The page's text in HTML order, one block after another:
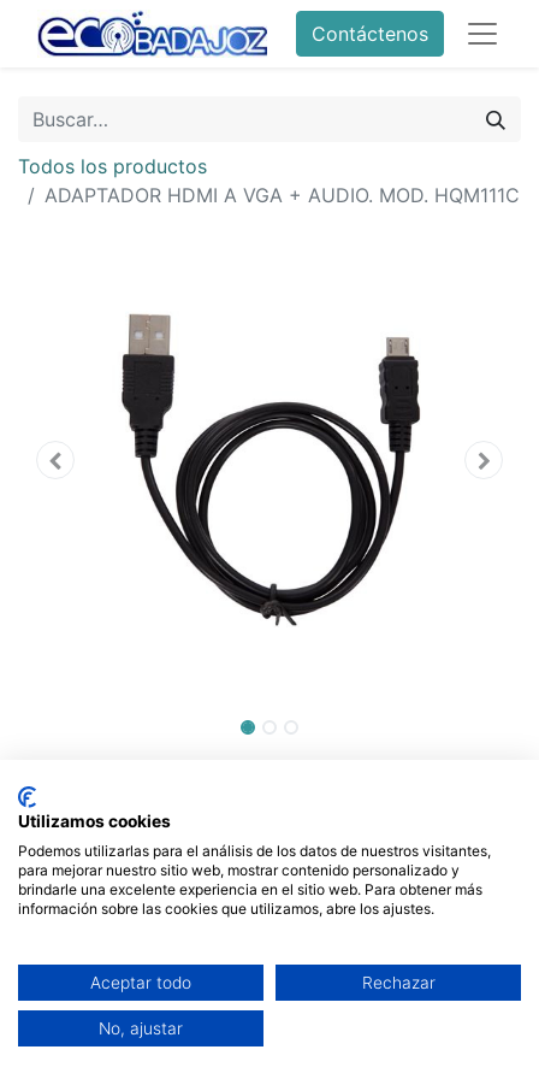
Contáctenos
Todos los productos
ADAPTADOR HDMI A VGA + AUDIO. MOD. HQM111C
AUDIO. MOD. HQM111C
20,47€
Reciba una notificación cuando vuelva a estar
disponible
Términos y condiciones
Utilizamos cookies
Podemos utilizarlas para el análisis de los datos de nuestros visitantes,
para mejorar nuestro sitio web, mostrar contenido personalizado y
brindarle una excelente experiencia en el sitio web. Para obtener más
información sobre las cookies que utilizamos, abre los ajustes.
Aceptar todo Rechazar
No, ajustar